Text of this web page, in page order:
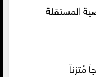
المستقلة
مُتزناً